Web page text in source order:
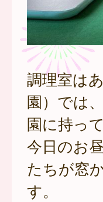
調理室は
園）では
園に持っ
今日のお
たちが窓
す。